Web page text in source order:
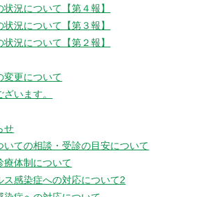
況について【第４報】
況について【第３報】
況について【第２報】
変更について
います。
せ
ての相談・受診の目安について
療体制について
感染症への対応について2